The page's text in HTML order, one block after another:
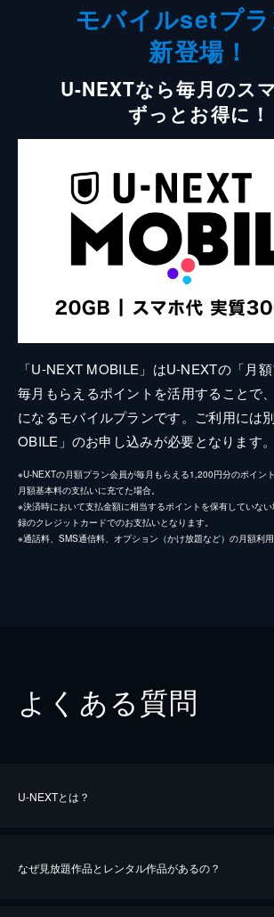
モバイルsetプ
新登場！
U-NEXTなら毎月のス
ずっとお得に！
「U-NEXT MOBILE」はU-NEXTの「月
毎月もらえるポイントを活用することで
になるモバイルプランです。ご利用には
OBILE」のお申し込みが必要となります。
※U-NEXTの月額プラン会員が毎月もらえる1,200円分のポイン
月額基本料の支払いに充てた場合。
※決済時において支払金額に相当するポイントを保有していな
録のクレジットカードでのお支払いとなります。
※通話料、SMS通信料、オプション（かけ放題など）の月額利用
よくある質問
U-NEXTとは？
なぜ見放題作品とレンタル作品があるの？